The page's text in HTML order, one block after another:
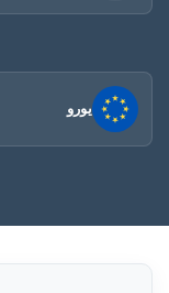
يورو